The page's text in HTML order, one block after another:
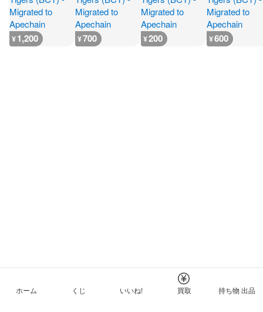
¥1,200 ¥700 ¥200 ¥600
ホーム くじ いいね! 買取 持ち物 出品